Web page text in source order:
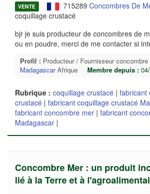
VENTE 715289 Concombres De
coquillage crustacé
bjr je suis producteur de concombres de
ou en poudre, merci de me contacter si
Profil : Producteur / Fournisseur concombre
MadagascarAfrique Membre depuis :
Rubrique : coquillage crustacé | fabricant
crustacé | fabricant coquillage crustacé
fabricant concombre mer | fabricant
Madagascar |
Concombre Mer : un produit
lié à la Terre et à